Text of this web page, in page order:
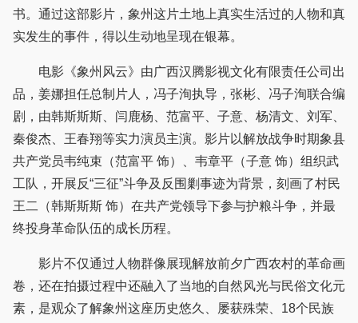
书。通过这部影片，象州这片土地上真实生活过的人物和真
实发生的事件，得以生动地呈现在银幕。
电影《象州风云》由广西汉腾影视文化有限责任公司出
品，姜娜担任总制片人，冯子洵执导，张彬、冯子洵联合编
剧，由韩斯斯斯、闫鹿杨、范富平、子意、杨清文、刘军、
秦俊杰、王春翔等实力演员主演。影片以解放战争时期象县
共产党员韦纯束（范富平 饰）、韦章平（子意 饰）组织武
工队，开展反“三征”斗争及反围剿事迹为背景，刻画了村民
王二（韩斯斯斯 饰）在共产党领导下参与护粮斗争，并最
终投身革命队伍的成长历程。
影片不仅通过人物群像展现解放前夕广西农村的革命画
卷，还在拍摄过程中还融入了当地的自然风光与民俗文化元
素，是观众了解象州这座历史悠久、屡获殊荣、18个民族